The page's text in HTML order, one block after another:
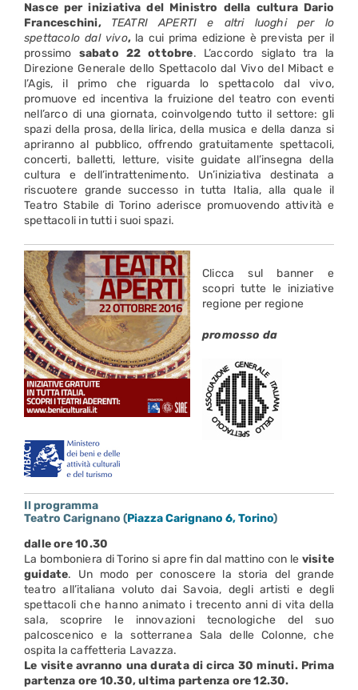
Nasce per iniziativa del Ministro della cultura Dario
Franceschini, TEATRI APERTI e altri luoghi per lo
spettacolo dal vivo, la cui prima edizione è prevista per il
prossimo sabato 22 ottobre. L’accordo siglato tra la
Direzione Generale dello Spettacolo dal Vivo del Mibact e
l’Agis, il primo che riguarda lo spettacolo dal vivo,
promuove ed incentiva la fruizione del teatro con eventi
nell’arco di una giornata, coinvolgendo tutto il settore: gli
spazi della prosa, della lirica, della musica e della danza si
apriranno al pubblico, offrendo gratuitamente spettacoli,
concerti, balletti, letture, visite guidate all’insegna della
cultura e dell’intrattenimento. Un’iniziativa destinata a
riscuotere grande successo in tutta Italia, alla quale il
Teatro Stabile di Torino aderisce promuovendo attività e
spettacoli in tutti i suoi spazi.
Clicca sul banner e
scopri tutte le iniziative
regione per regione
promosso da
Il programma
Teatro Carignano (Piazza Carignano 6, Torino)
dalle ore 10.30
La bomboniera di Torino si apre fin dal mattino con le visite
guidate. Un modo per conoscere la storia del grande
teatro all’italiana voluto dai Savoia, degli artisti e degli
spettacoli che hanno animato i trecento anni di vita della
sala, scoprire le innovazioni tecnologiche del suo
palcoscenico e la sotterranea Sala delle Colonne, che
ospita la caffetteria Lavazza.
Le visite avranno una durata di circa 30 minuti. Prima
partenza ore 10.30, ultima partenza ore 12.30.